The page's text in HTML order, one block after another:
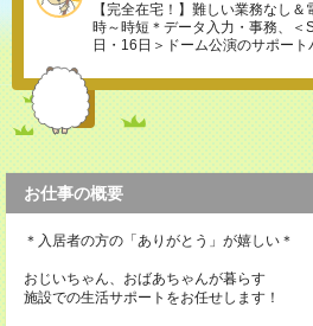
【完全在宅！】難しい業務なし
時～時短＊データ入力・事務、＜
日・16日＞ドーム公演のサポート
お仕事の概要
＊入居者の方の「ありがとう」が嬉しい＊
おじいちゃん、おばあちゃんが暮らす
施設での生活サポートをお任せします！